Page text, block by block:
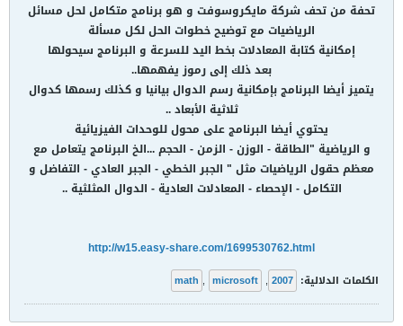
تحفة من تحف شركة مايكروسوفت و هو برنامج متكامل لحل مسائل
الرياضيات مع توضيح خطوات الحل لكل مسألة
إمكانية كتابة المعادلات بخط اليد للسرعة و البرنامج سيحولها
بعد ذلك إلى رموز يفهمها..
يتميز أيضا البرنامج بإمكانية رسم الدوال بيانيا و كذلك رسمها كدوال
ثلاثية الأبعاد ..
يحتوي أيضا البرنامج على محول للوحدات الفيزيائية
و الرياضية "الطاقة - الوزن - الزمن - الحجم ...الخ البرنامج يتعامل مع
معظم حقول الرياضيات مثل " الجبر الخطي - الجبر العادي - التفاضل و
التكامل - الإحصاء - المعادلات العادية - الدوال المثلثية ..
http://w15.easy-share.com/1699530762.html
الكلمات الدلالية: 2007
,
math , microsoft